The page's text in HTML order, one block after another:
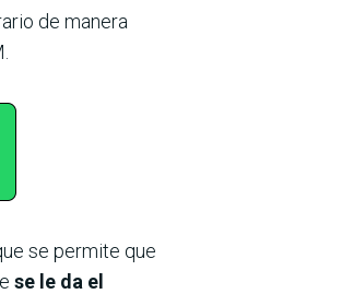
de manera
se permite que
se le da el